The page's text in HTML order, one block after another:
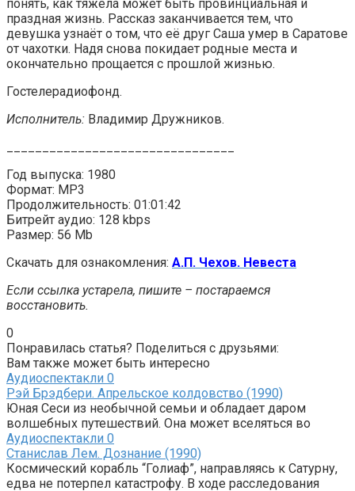
понять, как тяжела может быть провинциальная и
праздная жизнь. Рассказ заканчивается тем, что
девушка узнаёт о том, что её друг Саша умер в Саратове
от чахотки. Надя снова покидает родные места и
окончательно прощается с прошлой жизнью.
Гостелерадиофонд.
Исполнитель: Владимир Дружников.
Год выпуска: 1980
Формат: MP3
Продолжительность: 01:01:42
Битрейт аудио: 128 kbps
Размер: 56 Mb
Скачать для ознакомления: А.П. Чехов. Невеста
Если ссылка устарела, пишите – постараемся
восстановить.
0
Понравилась статья? Поделиться с друзьями:
Вам также может быть интересно
Аудиоспектакли 0
Рэй Брэдбери. Апрельское колдовство (1990)
Юная Сеси из необычной семьи и обладает даром
волшебных путешествий. Она может вселяться во
Аудиоспектакли 0
Станислав Лем. Дознание (1990)
Космический корабль “Голиаф”, направляясь к Сатурну,
едва не потерпел катастрофу. В ходе расследования